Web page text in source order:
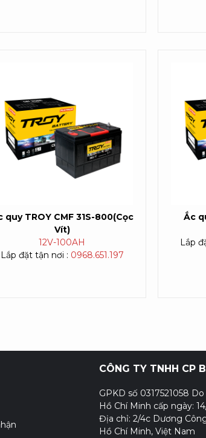
quy TROY CMF 31S-800(Cọc
Vít)
12V-100AH
Lắp đặt tận nơi : 0968.651.197
Ắc
Lắp
CÔNG TY TNHH CP
GPKD số 0317521058
Hồ Chí Minh cấp ngày:
Địa chỉ: 2/4c Dương
Hồ Chí Minh, Việt Nam